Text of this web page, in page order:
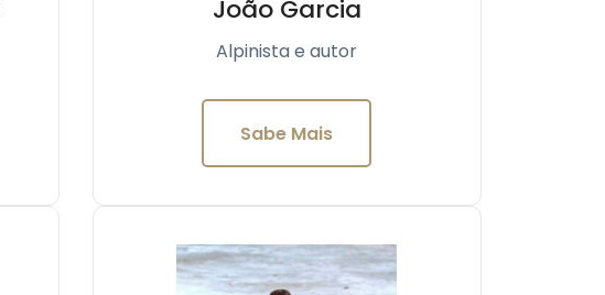
João Garcia
Alpinista e autor
Sabe Mais